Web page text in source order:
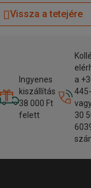
Vissza a tetejére
Ingyenes
kiszállítás
38 000 Ft
felett
a
30